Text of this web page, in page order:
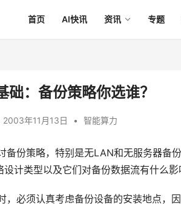
首页 AI快讯 资讯 专题
础：备份策略你选谁？
2003年11月13日 • 智能算力
份策略，特别是无LAN和无服务器备
计类型以及它们对备份数据流有什么影
必须认真考虑备份设备的安装地点，